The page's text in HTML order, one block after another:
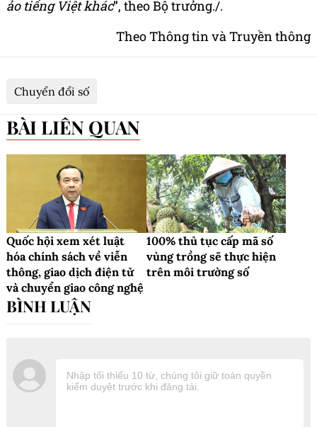
ảo tiếng Việt khác”, theo Bộ trưởng./.
Theo Thông tin và Truyền thông
Chuyển đổi số
BÀI LIÊN QUAN
Quốc hội xem xét luật
hóa chính sách về viễn
thông, giao dịch điện tử
và chuyển giao công nghệ
100% thủ tục cấp mã số
vùng trồng sẽ thực hiện
trên môi trường số